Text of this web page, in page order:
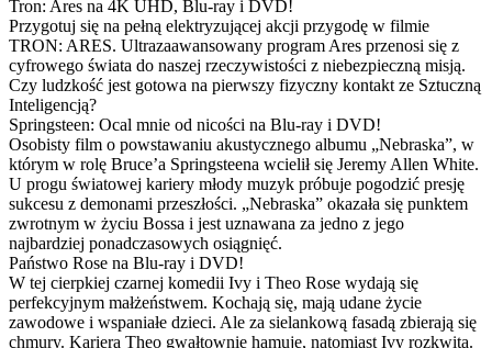
Tron: Ares na 4K UHD, Blu-ray i DVD!
Przygotuj się na pełną elektryzującej akcji przygodę w filmie
TRON: ARES. Ultrazaawansowany program Ares przenosi się z
cyfrowego świata do naszej rzeczywistości z niebezpieczną misją.
Czy ludzkość jest gotowa na pierwszy fizyczny kontakt ze Sztuczną
Inteligencją?
Springsteen: Ocal mnie od nicości na Blu-ray i DVD!
Osobisty film o powstawaniu akustycznego albumu „Nebraska”, w
którym w rolę Bruce’a Springsteena wcielił się Jeremy Allen White.
U progu światowej kariery młody muzyk próbuje pogodzić presję
sukcesu z demonami przeszłości. „Nebraska” okazała się punktem
zwrotnym w życiu Bossa i jest uznawana za jedno z jego
najbardziej ponadczasowych osiągnięć.
Państwo Rose na Blu-ray i DVD!
W tej cierpkiej czarnej komedii Ivy i Theo Rose wydają się
perfekcyjnym małżeństwem. Kochają się, mają udane życie
zawodowe i wspaniałe dzieci. Ale za sielankową fasadą zbierają się
chmury. Kariera Theo gwałtownie hamuje, natomiast Ivy rozkwita.